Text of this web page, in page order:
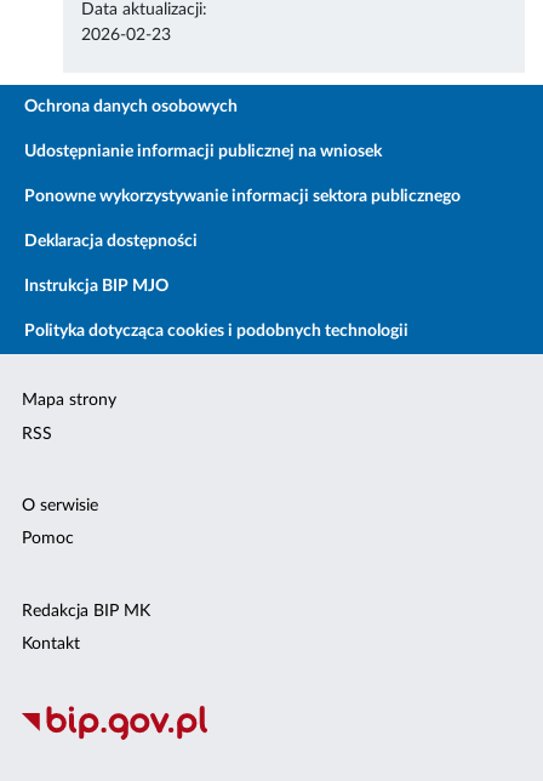
Data aktualizacji:
2026-02-23
Ochrona danych osobowych
Udostępnianie informacji publicznej na wniosek
Ponowne wykorzystywanie informacji sektora publicznego
Deklaracja dostępności
Instrukcja BIP MJO
Polityka dotycząca cookies i podobnych technologii
Mapa strony
RSS
O serwisie
Pomoc
Redakcja BIP MK
Kontakt